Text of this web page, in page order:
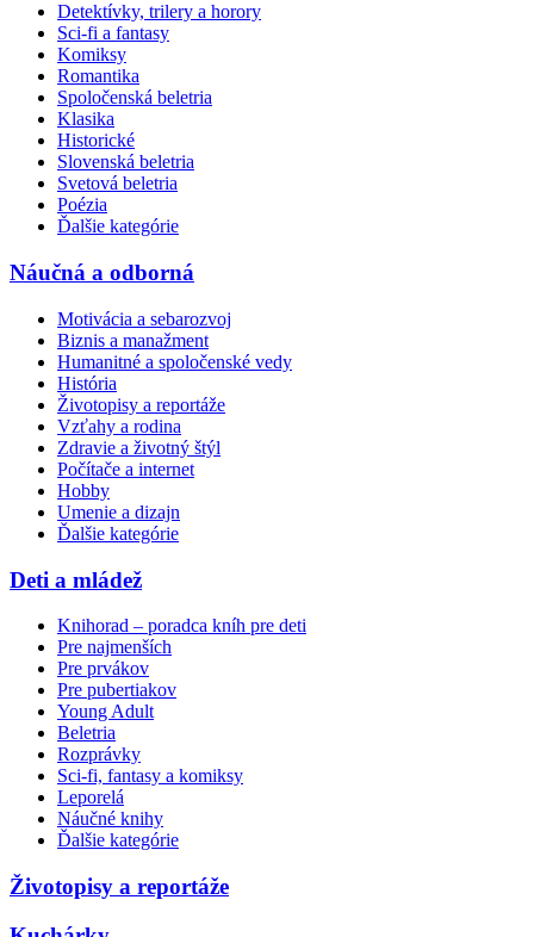
Detektívky, trilery a horory
Sci-fi a fantasy
Komiksy
Romantika
Spoločenská beletria
Klasika
Historické
Slovenská beletria
Svetová beletria
Poézia
Ďalšie kategórie
Náučná a odborná
Motivácia a sebarozvoj
Biznis a manažment
Humanitné a spoločenské vedy
História
Životopisy a reportáže
Vzťahy a rodina
Zdravie a životný štýl
Počítače a internet
Hobby
Umenie a dizajn
Ďalšie kategórie
Deti a mládež
Knihorad – poradca kníh pre deti
Pre najmenších
Pre prvákov
Pre pubertiakov
Young Adult
Beletria
Rozprávky
Sci-fi, fantasy a komiksy
Leporelá
Náučné knihy
Ďalšie kategórie
Životopisy a reportáže